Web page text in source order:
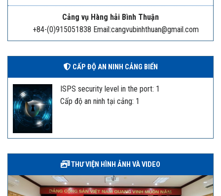
Cảng vụ Hàng hải Bình Thuận
+84-(0)915051838 Email:cangvubinhthuan@gmail.com
CẤP ĐỘ AN NINH CẢNG BIỂN
ISPS security level in the port: 1
Cấp độ an ninh tại cảng: 1
THƯ VIỆN HÌNH ẢNH VÀ VIDEO